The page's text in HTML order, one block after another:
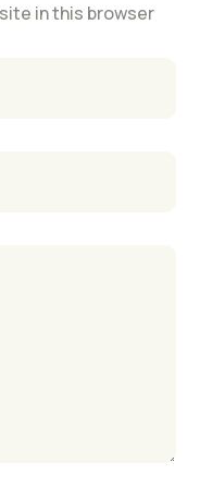
in this browser